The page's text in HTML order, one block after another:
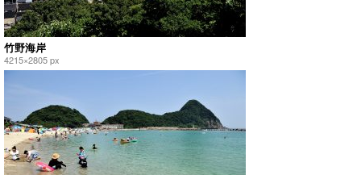
竹野海岸
4215×2805 px